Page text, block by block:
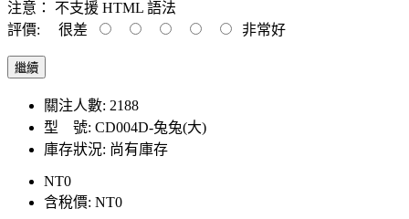
注意：
不支援 HTML 語法
評價: 很差 非常好
繼續
關注人數: 2188
型 號: CD004D-兔兔(大)
庫存狀況: 尚有庫存
NT0
含稅價: NT0